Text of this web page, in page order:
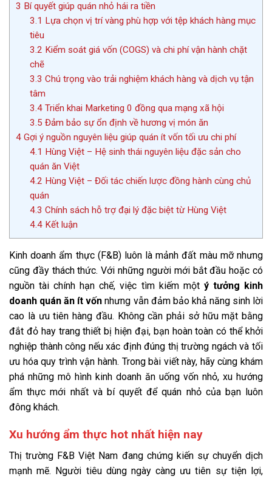
3 Bí quyết giúp quán nhỏ hái ra tiền
3.1 Lựa chọn vị trí vàng phù hợp với tệp khách hàng mục
tiêu
3.2 Kiểm soát giá vốn (COGS) và chi phí vận hành chặt
chẽ
3.3 Chú trọng vào trải nghiệm khách hàng và dịch vụ tận
tâm
3.4Triển khai Marketing 0 đồng qua mạng xã hội
3.5 Đảm bảo sự ổn định về hương vị món ăn
4 Gợi ý nguồn nguyên liệu giúp quán ít vốn tối ưu chi phí
4.1 Hùng Việt – Hệ sinh thái nguyên liệu đặc sản cho
quán ăn Việt
4.2 Hùng Việt – Đối tác chiến lược đồng hành cùng chủ
quán
4.3 Chính sách hỗ trợ đại lý đặc biệt từ Hùng Việt
4.4Kết luận
Kinh doanh ẩm thực (F&B) luôn là mảnh đất màu mỡ nhưng
cũng đầy thách thức. Với những người mới bắt đầu hoặc có
nguồn tài chính hạn chế, việc tìm kiếm một ý tưởng kinh
doanh quán ăn ít vốn nhưng vẫn đảm bảo khả năng sinh lời
cao là ưu tiên hàng đầu. Không cần phải sở hữu mặt bằng
đắt đỏ hay trang thiết bị hiện đại, bạn hoàn toàn có thể khởi
nghiệp thành công nếu xác định đúng thị trường ngách và tối
ưu hóa quy trình vận hành. Trong bài viết này, hãy cùng khám
phá những mô hình kinh doanh ăn uống vốn nhỏ, xu hướng
ẩm thực mới nhất và bí quyết để quán nhỏ của bạn luôn
đông khách.
Xu hướng ẩm thực hot nhất hiện nay
Thị trường F&B Việt Nam đang chứng kiến sự chuyển dịch
mạnh mẽ. Người tiêu dùng ngày càng ưu tiên sự tiện lợi,